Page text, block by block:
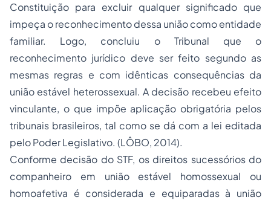
Constituição para excluir qualquer significado que
impeça o reconhecimento dessa união como entidade
familiar. Logo, concluiu o Tribunal que o
reconhecimento jurídico deve ser feito segundo as
mesmas regras e com idênticas consequências da
união estável heterossexual. A decisão recebeu efeito
vinculante, o que impõe aplicação obrigatória pelos
tribunais brasileiros, tal como se dá com a lei editada
pelo Poder Legislativo. (LÔBO, 2014).
Conforme decisão do STF, os direitos sucessórios do
companheiro em união estável homossexual ou
homoafetiva é considerada e equiparadas à união